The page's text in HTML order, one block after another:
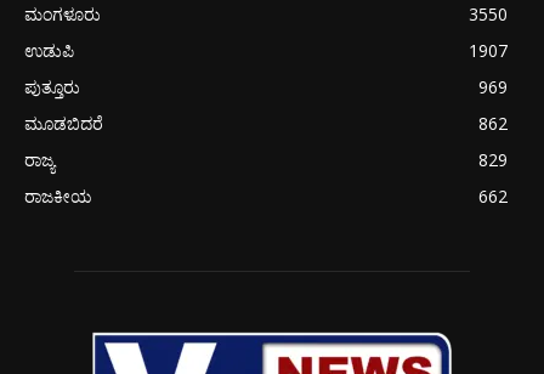
ಮಂಗಳೂರು
3550
ಉಡುಪಿ
1907
ಪುತ್ತೂರು
969
ಮೂಡಬಿದರೆ
862
ರಾಜ್ಯ
829
ರಾಜಕೀಯ
662